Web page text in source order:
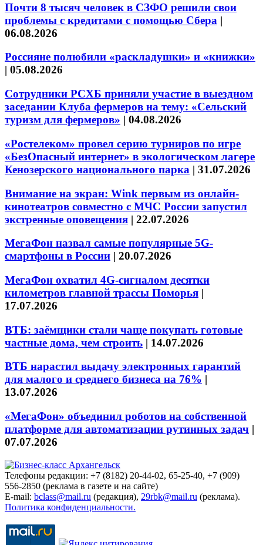
Почти 8 тысяч человек в СЗФО решили свои
проблемы с кредитами с помощью Сбера |
06.08.2026
Россияне полюбили «раскладушки» и «книжки»
| 05.08.2026
Сотрудники РСХБ приняли участие в выездном
заседании Клуба фермеров на тему: «Сельский
туризм для фермеров» | 04.08.2026
«Ростелеком» провел серию турниров по игре
«БезОпасный интернет» в экологическом лагере
Кенозерского национального парка | 31.07.2026
Внимание на экран: Wink первым из онлайн-
кинотеатров совместно с МЧС России запустил
экстренные оповещения | 22.07.2026
МегаФон назвал самые популярные 5G-
смартфоны в России | 20.07.2026
МегаФон охватил 4G-сигналом десятки
километров главной трассы Поморья |
17.07.2026
ВТБ: заёмщики стали чаще покупать готовые
частные дома, чем строить | 14.07.2026
ВТБ нарастил выдачу электронных гарантий
для малого и среднего бизнеса на 76% |
13.07.2026
«МегаФон» объединил роботов на собственной
платформе для автоматизации рутинных задач |
07.07.2026
Телефоны редакции: +7 (8182) 20-44-02, 65-25-40, +7 (909)
556-2850 (реклама в газете и на сайте)
E-mail: bclass@mail.ru (редакция), 29rbk@mail.ru (реклама).
Политика конфиденциальности.